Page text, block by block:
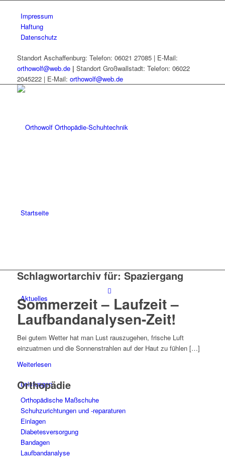
Impressum
Haftung
Datenschutz
Standort Aschaffenburg: Telefon: 06021 27085 | E-Mail:
orthowolf@web.de | Standort Großwallstadt: Telefon: 06022
2045222 | E-Mail: orthowolf@web.de
Startseite
Aktuelles
Leistungen
Schlagwortarchiv für: Spaziergang
Sommerzeit – Laufzeit –
Laufbandanalysen-Zeit!
Bei gutem Wetter hat man Lust rauszugehen, frische Luft
einzuatmen und die Sonnenstrahlen auf der Haut zu fühlen […]
Weiterlesen
Orthopädie
Orthopädische Maßschuhe
Schuhzurichtungen und -reparaturen
Einlagen
Diabetesversorgung
Bandagen
Laufbandanalyse